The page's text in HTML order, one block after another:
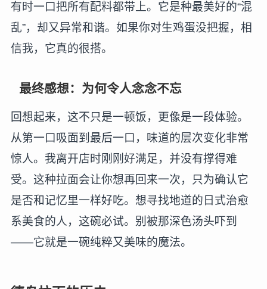
有时一口把所有配料都带上。它是种最美好的“混
乱”，却又异常和谐。如果你对生鸡蛋没把握，相
信我，它真的很搭。
最终感想：为何令人念念不忘
回想起来，这不只是一顿饭，更像是一段体验。
从第一口吸面到最后一口，味道的层次变化非常
惊人。我离开店时刚刚好满足，并没有撑得难
受。这种拉面会让你想再回来一次，只为确认它
是否和记忆里一样好吃。想寻找地道的日式治愈
系美食的人，这碗必试。别被那深色汤头吓到
——它就是一碗纯粹又美味的魔法。